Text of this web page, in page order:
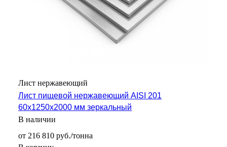
Лист нержавеющий
Лист пищевой нержавеющий AISI 201
60х1250х2000 мм зеркальный
В наличии
от 216 810 руб./тонна